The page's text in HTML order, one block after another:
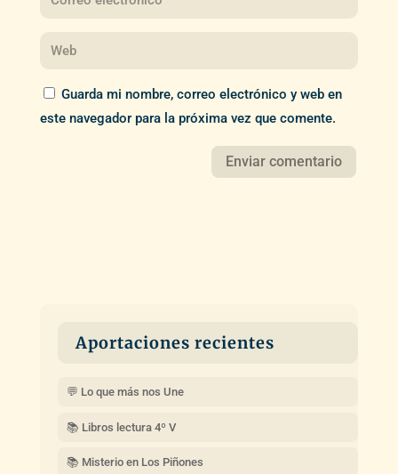
Guarda mi nombre, correo electrónico y web en
este navegador para la próxima vez que comente.
Aportaciones recientes
💬 Lo que más nos Une
📚 Libros lectura 4º V
📚 Misterio en Los Piñones